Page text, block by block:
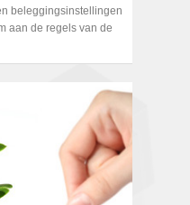
beleggingsinstellingen
aan de regels van de